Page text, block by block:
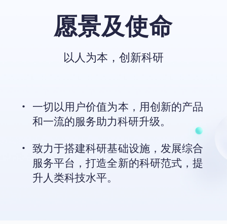
愿景及使命
以人为本，创新科研
一切以用户价值为本，用创新的产品
和一流的服务助力科研升级。
致力于搭建科研基础设施，发展综合
服务平台，打造全新的科研范式，提
升人类科技水平。